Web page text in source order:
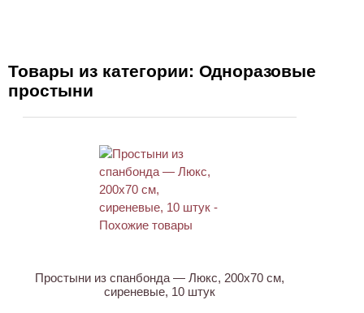
Товары из категории: Одноразовые
простыни
Простыни из спанбонда — Люкс, 200х70 см,
сиреневые, 10 штук